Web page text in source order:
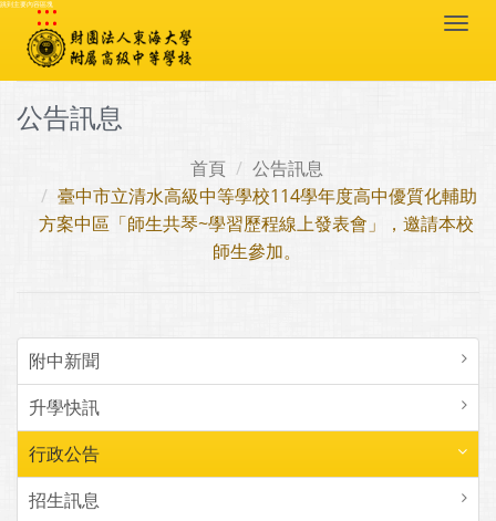
跳到主要內容區塊
:::
公告訊息
首頁
公告訊息
臺中市立清水高級中等學校114學年度高中優質化輔助
方案中區「師生共琴~學習歷程線上發表會」，邀請本校
師生參加。
附中新聞
升學快訊
行政公告
招生訊息